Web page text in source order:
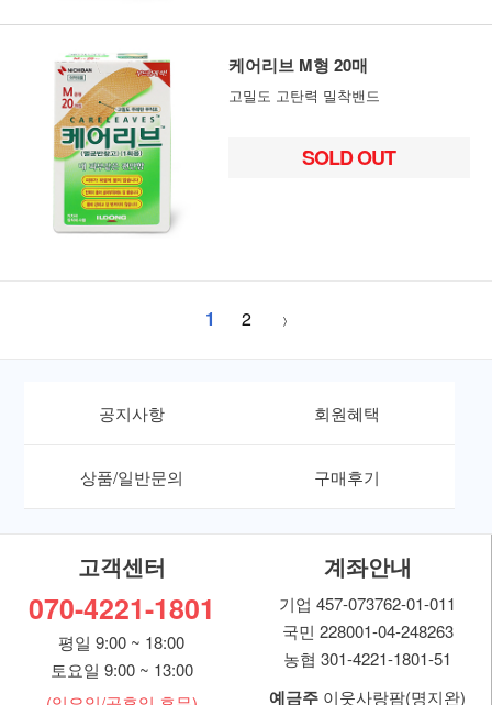
케어리브 M형 20매
고밀도 고탄력 밀착밴드
SOLD OUT
1 2
공지사항 회원혜택
상품/일반문의 구매후기
고객센터
070-4221-1801
평일 9:00 ~ 18:00
토요일 9:00 ~ 13:00
계좌안내
기업 457-073762-01-011
국민 228001-04-248263
농협 301-4221-1801-51
예금주 이웃사랑팜(명지완)